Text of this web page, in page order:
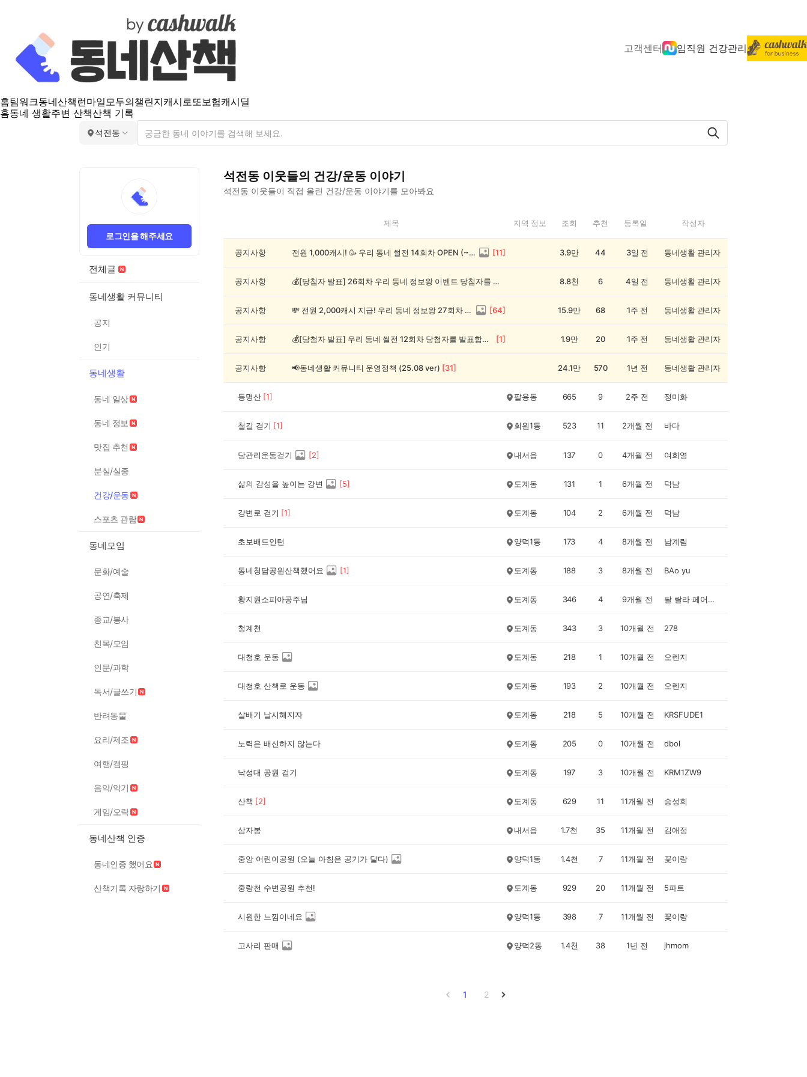
고객센터 임직원 건강관리
홈팀워크동네산책 런마일모두의챌린지캐시로또보험캐시딜
홈동네 생활주변 산책산책 기록
석전동
로그인을 해주세요
전체글
동네생활 커뮤니티
공지
인기
동네생활
동네 일상
동네 정보
맛집 추천
분실/실종
건강/운동
스포츠 관람
동네모임
문화/예술
공연/축제
종교/봉사
친목/모임
인문/과학
독서/글쓰기
반려동물
요리/제조
여행/캠핑
음악/악기
게임/오락
동네산책 인증
동네인증 했어요
산책기록 자랑하기
석전동 이웃들의 건강/운동 이야기
석전동 이웃들이 직접 올린 건강/운동 이야기를 모아봐요
동
제목 지역 정보 조회 추천 등록일 작성자
공지사항 전원 1,000캐시! 🥳 우리 동네 썰전 14회차 OPEN (~8/17) [11] 3.9만 44 3일 전 동네생활 관리자
공지사항 💰[당첨자 발표] 26회차 우리 동네 정보왕 이벤트 당첨자를 발표합니다! 8.8천 6 4일 전 동네생활 관리자
공지사항 💸 전원 2,000캐시 지급! 우리 동네 정보왕 27회차 (~8/10) [64] 15.9만 68 1주 전 동네생활 관리자
공지사항 💰[당첨자 발표] 우리 동네 썰전 12회차 당첨자를 발표합니다! [1] 1.9만 20 1주 전 동네생활 관리자
공지사항 📢동네생활 커뮤니티 운영정책 (25.08 ver) [31] 24.1만 570 1년 전 동네생활 관리자
등명산 [1] 팔용동 665 9 2주 전 정미화
철길 걷기 [1] 회원1동 523 11 2개월 전 바다
당관리운동걷기 [2] 내서읍 137 0 4개월 전 여희영
삶의 감성을 높이는 강변 [5] 도계동 131 1 6개월 전 덕남
강변로 걷기 [1] 도계동 104 2 6개월 전 덕남
초보배드인턴 양덕1동 173 4 8개월 전 남계림
동네청담공원산책했어요 [1] 도계동 188 3 8개월 전 BAo yu
황지원소피아공주님 도계동 346 4 9개월 전 팔 랄라 페어리 드 시야황지원
청계천 도계동 343 3 10개월 전 278
대청호 운동 도계동 218 1 10개월 전 오렌지
대청호 산책로 운동 도계동 193 2 10개월 전 오렌지
살배기 날시해지자 도계동 218 5 10개월 전 KRSFUDE1
노력은 배신하지 않는다 도계동 205 0 10개월 전 dbol
낙성대 공원 걷기 도계동 197 3 10개월 전 KRM1ZW9
산책 [2] 도계동 629 11 11개월 전 송성희
삼자봉 내서읍 1.7천 35 11개월 전 김애정
중앙 어린이공원 (오늘 아침은 공기가 달다) 양덕1동 1.4천 7 11개월 전 꽃이랑
중랑천 수변공원 추천! 도계동 929 20 11개월 전 5파트
시원한 느낌이네요 양덕1동 398 7 11개월 전 꽃이랑
고사리 판매 양덕2동 1.4천 38 1년 전 jhmom
1 2